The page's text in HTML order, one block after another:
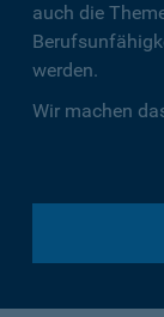
auch die
werden.
Wir machen